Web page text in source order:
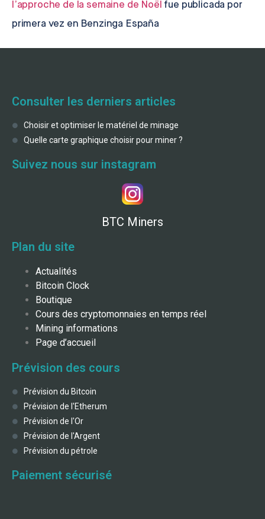
l’approche de la semaine de Noël fue publicada por
primera vez en Benzinga España
Consulter les derniers articles
Choisir et optimiser le matériel de minage
Quelle carte graphique choisir pour miner ?
Suivez nous sur instagram
BTC Miners
Plan du site
Actualités
Bitcoin Clock
Boutique
Cours des cryptomonnaies en temps réel
Mining informations
Page d’accueil
Prévision des cours
Prévision du Bitcoin
Prévision de l'Etherum
Prévision de l'Or
Prévision de l'Argent
Prévision du pétrole
Paiement sécurisé